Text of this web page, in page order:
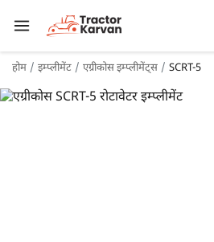
होम इम्प्लीमेंट एग्रीकोस इम्प्लीमेंट्स SCRT-5